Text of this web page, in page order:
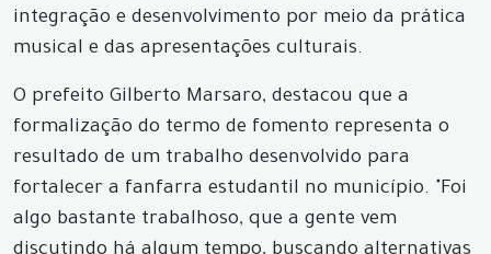
integração e desenvolvimento por meio da prática
musical e das apresentações culturais.
O prefeito Gilberto Marsaro, destacou que a
formalização do termo de fomento representa o
resultado de um trabalho desenvolvido para
fortalecer a fanfarra estudantil no município. "Foi
algo bastante trabalhoso, que a gente vem